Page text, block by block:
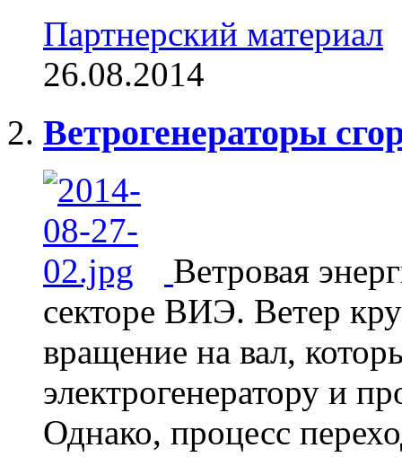
Партнерский материал
26.08.2014
Ветрогенераторы
Ветровая
секторе ВИЭ. Ветер
вращение на вал,
электрогенератору и
Однако, процесс